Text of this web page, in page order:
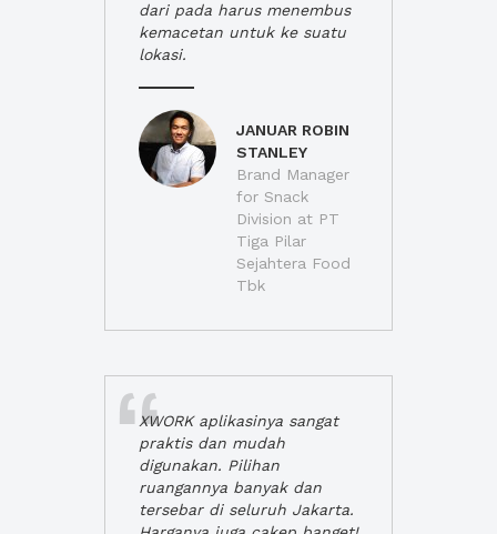
dari pada harus menembus
kemacetan untuk ke suatu
lokasi.
JANUAR ROBIN
STANLEY
Brand Manager
for Snack
Division at PT
Tiga Pilar
Sejahtera Food
Tbk
XWORK aplikasinya sangat
praktis dan mudah
digunakan. Pilihan
ruangannya banyak dan
tersebar di seluruh Jakarta.